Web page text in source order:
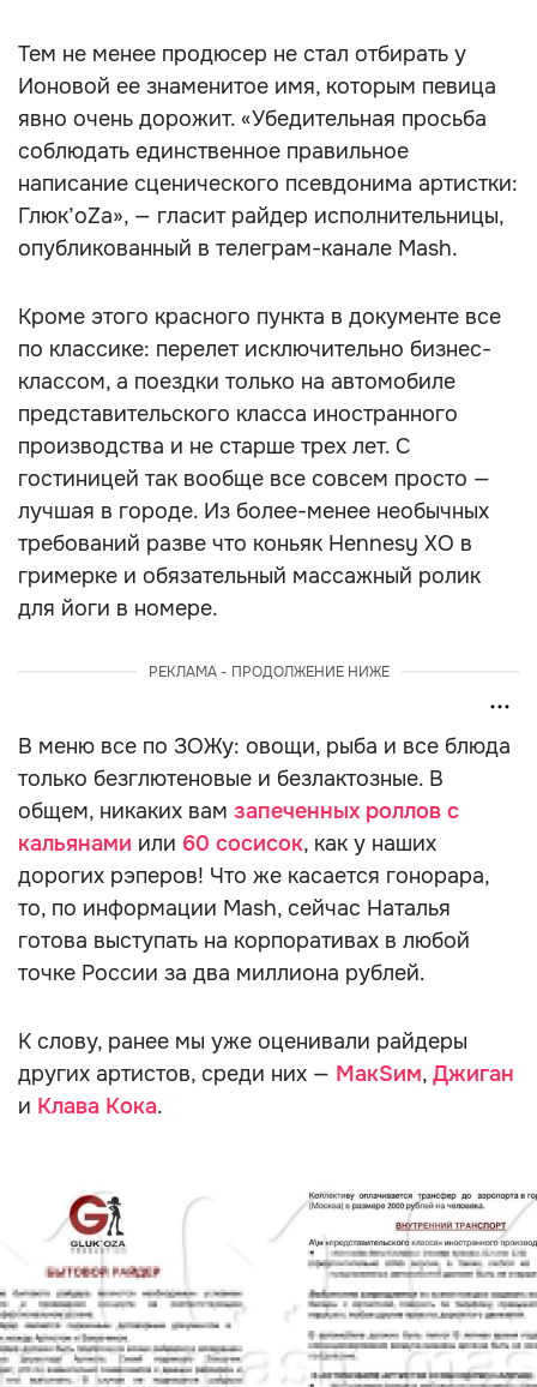
Тем не менее продюсер не стал отбирать у
Ионовой ее знаменитое имя, которым певица
явно очень дорожит. «Убедительная просьба
соблюдать единственное правильное
написание сценического псевдонима артистки:
Глюк’oZa», — гласит райдер исполнительницы,
опубликованный в телеграм-канале Mash.
Кроме этого красного пункта в документе все
по классике: перелет исключительно бизнес-
классом, а поездки только на автомобиле
представительского класса иностранного
производства и не старше трех лет. С
гостиницей так вообще все совсем просто —
лучшая в городе. Из более-менее необычных
требований разве что коньяк Hennesy XO в
гримерке и обязательный массажный ролик
для йоги в номере.
РЕКЛАМА - ПРОДОЛЖЕНИЕ НИЖЕ
В меню все по ЗОЖу: овощи, рыба и все блюда
только безглютеновые и безлактозные. В
общем, никаких вам запеченных роллов с
кальянами или 60 сосисок, как у наших
дорогих рэперов! Что же касается гонорара,
то, по информации Mash, cейчас Наталья
готова выступать на корпоративах в любой
точке России за два миллиона рублей.
К слову, ранее мы уже оценивали райдеры
других артистов, среди них — МакSим, Джиган
и Клава Кока.